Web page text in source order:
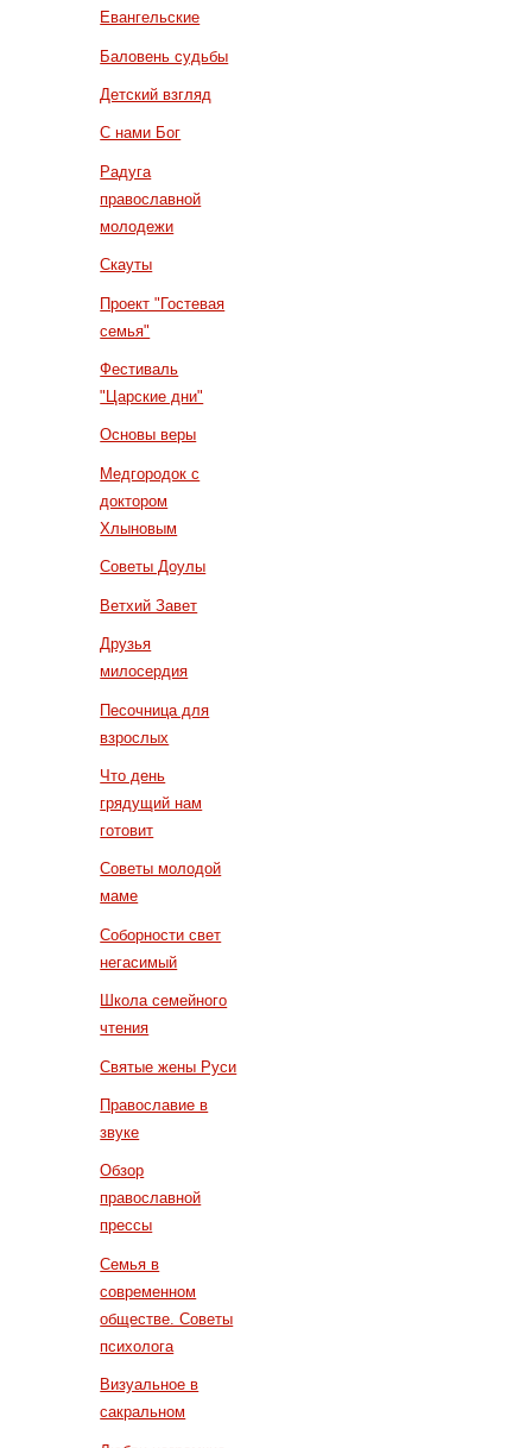
Евангельские
Баловень судьбы
Детский взгляд
С нами Бог
Радуга
православной
молодежи
Скауты
Проект "Гостевая
семья"
Фестиваль
"Царские дни"
Основы веры
Медгородок с
доктором
Хлыновым
Советы Доулы
Ветхий Завет
Друзья
милосердия
Песочница для
взрослых
Что день
грядущий нам
готовит
Советы молодой
маме
Соборности свет
негасимый
Школа семейного
чтения
Святые жены Руси
Православие в
звуке
Обзор
православной
прессы
Семья в
современном
обществе. Советы
психолога
Визуальное в
сакральном